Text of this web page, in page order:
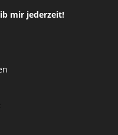
mir jederzeit!